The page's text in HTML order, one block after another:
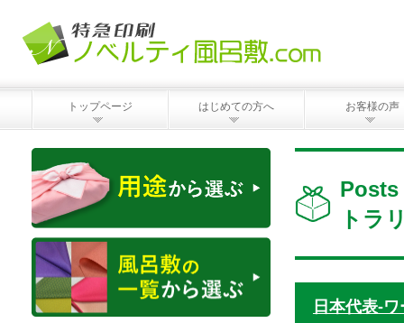
トップページ はじめての方へ お客様の声
Posts
トラ
日本代表-